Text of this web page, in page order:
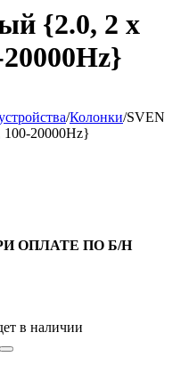
{2.0, 2 х
/Колонки/SVEN
20000Hz}
ОПЛАТЕ ПО Б/Н
в наличии